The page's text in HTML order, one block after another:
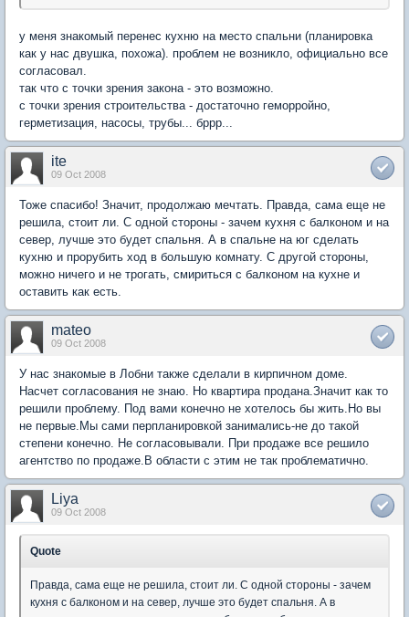
у меня знакомый перенес кухню на место спальни (планировка
как у нас двушка, похожа). проблем не возникло, официально все
согласовал.
так что с точки зрения закона - это возможно.
с точки зрения строительства - достаточно геморройно,
герметизация, насосы, трубы... бррр...
ite
09 Oct 2008
Тоже спасибо! Значит, продолжаю мечтать. Правда, сама еще не
решила, стоит ли. С одной стороны - зачем кухня с балконом и на
север, лучше это будет спальня. А в спальне на юг сделать
кухню и прорубить ход в большую комнату. С другой стороны,
можно ничего и не трогать, смириться с балконом на кухне и
оставить как есть.
mateo
09 Oct 2008
У нас знакомые в Лобни также сделали в кирпичном доме.
Насчет согласования не знаю. Но квартира продана.Значит как то
решили проблему. Под вами конечно не хотелось бы жить.Но вы
не первые.Мы сами перпланировкой занимались-не до такой
степени конечно. Не согласовывали. При продаже все решило
агентство по продаже.В области с этим не так проблематично.
Liya
09 Oct 2008
Quote
Правда, сама еще не решила, стоит ли. С одной стороны - зачем
кухня с балконом и на север, лучше это будет спальня. А в